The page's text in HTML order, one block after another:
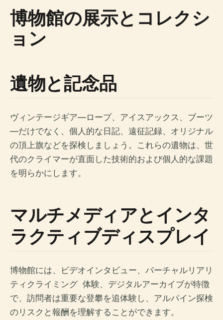
博物館の展示とコレクシ
ョン
遺物と記念品
ヴィンテージギア—ロープ、アイスアックス、ブーツ
—だけでなく、個人的な日記、遠征記録、オリジナル
の頂上旗などを探検しましょう。これらの遺物は、世
代のクライマーが直面した技術的および個人的な課題
を明らかにします。
マルチメディアとインタ
ラクティブディスプレイ
博物館には、ビデオインタビュー、バーチャルリアリ
ティクライミング ​​ 体験、デジタルアーカイブが特徴
で、訪問者は重要な登攀を追体験し、アルパイン探検
のリスクと報酬を理解することができます。